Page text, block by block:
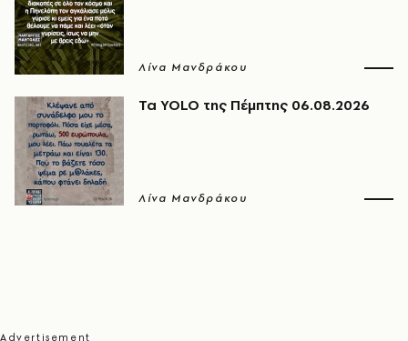
Λίνα Μανδράκου
Τα YOLO της Πέμπτης 06.08.2026
Λίνα Μανδράκου